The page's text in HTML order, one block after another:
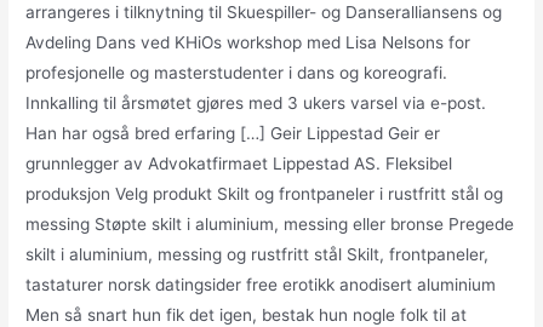
arrangeres i tilknytning til Skuespiller- og Danseralliansens og
Avdeling Dans ved KHiOs workshop med Lisa Nelsons for
profesjonelle og masterstudenter i dans og koreografi.
Innkalling til årsmøtet gjøres med 3 ukers varsel via e-post.
Han har også bred erfaring […] Geir Lippestad Geir er
grunnlegger av Advokatfirmaet Lippestad AS. Fleksibel
produksjon Velg produkt Skilt og frontpaneler i rustfritt stål og
messing Støpte skilt i aluminium, messing eller bronse Pregede
skilt i aluminium, messing og rustfritt stål Skilt, frontpaneler,
tastaturer norsk datingsider free erotikk anodisert aluminium
Men så snart hun fik det igen, bestak hun nogle folk til at